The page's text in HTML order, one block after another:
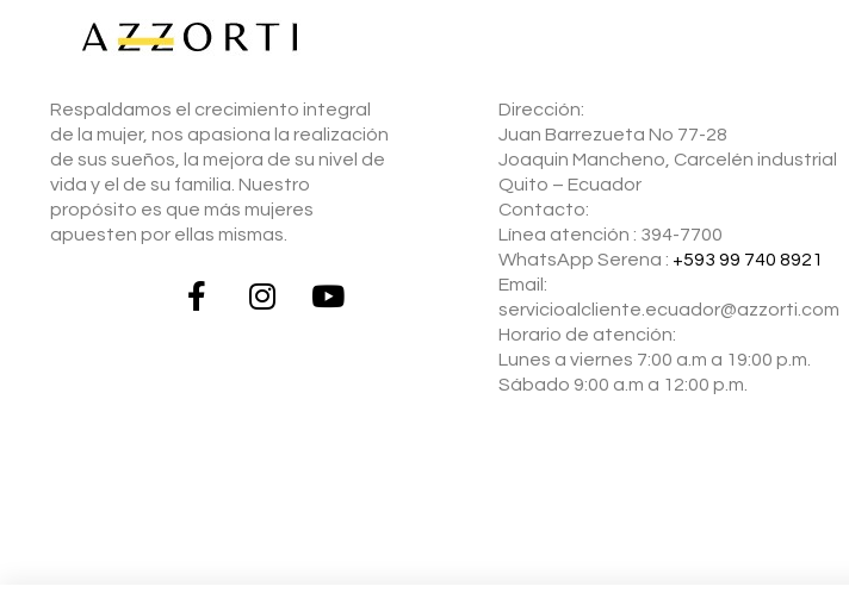
Respaldamos el crecimiento integral
de la mujer, nos apasiona la realización
de sus sueños, la mejora de su nivel de
vida y el de su familia. Nuestro
propósito es que más mujeres
apuesten por ellas mismas.
Dirección:
Juan Barrezueta No 77-28
Joaquin Mancheno, Carcelén industrial
Quito – Ecuador
Contacto:
Línea atención : 394-7700
WhatsApp Serena : +593 99 740 8921
Email:
servicioalcliente.ecuador@azzorti.com
Horario de atención:
Lunes a viernes 7:00 a.m a 19:00 p.m.
Sábado 9:00 a.m a 12:00 p.m.